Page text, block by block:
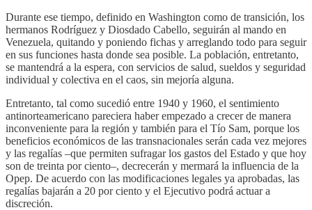
Durante ese tiempo, definido en Washington como de transición, los
hermanos Rodríguez y Diosdado Cabello, seguirán al mando en
Venezuela, quitando y poniendo fichas y arreglando todo para seguir
en sus funciones hasta donde sea posible. La población, entretanto,
se mantendrá a la espera, con servicios de salud, sueldos y seguridad
individual y colectiva en el caos, sin mejoría alguna.
Entretanto, tal como sucedió entre 1940 y 1960, el sentimiento
antinorteamericano pareciera haber empezado a crecer de manera
inconveniente para la región y también para el Tío Sam, porque los
beneficios económicos de las transnacionales serán cada vez mejores
y las regalías –que permiten sufragar los gastos del Estado y que hoy
son de treinta por ciento–, decrecerán y mermará la influencia de la
Opep. De acuerdo con las modificaciones legales ya aprobadas, las
regalías bajarán a 20 por ciento y el Ejecutivo podrá actuar a
discreción.